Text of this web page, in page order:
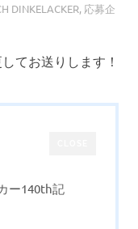
DINKELACKER, 応募企
てお送りします！
ー140th記